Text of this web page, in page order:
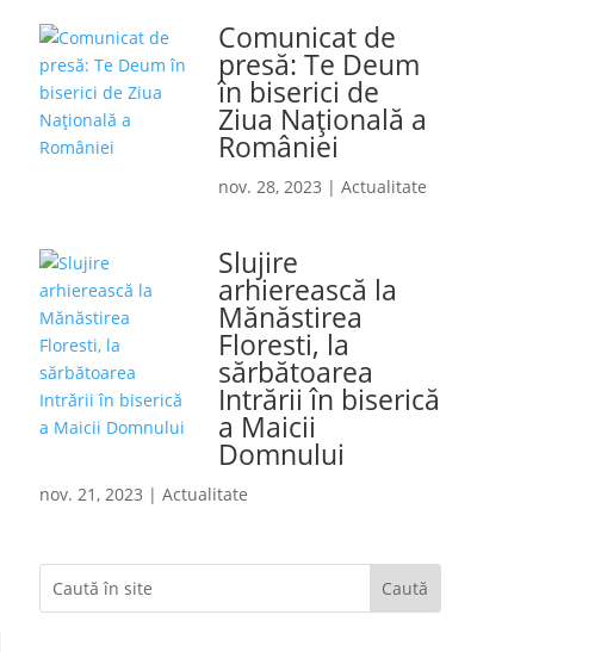
Comunicat de
presă: Te Deum
în biserici de
Ziua Naţională a
României
nov. 28, 2023 | Actualitate
Slujire
arhierească la
Mănăstirea
Floresti, la
sărbătoarea
Intrării în biserică
a Maicii
Domnului
nov. 21, 2023 | Actualitate